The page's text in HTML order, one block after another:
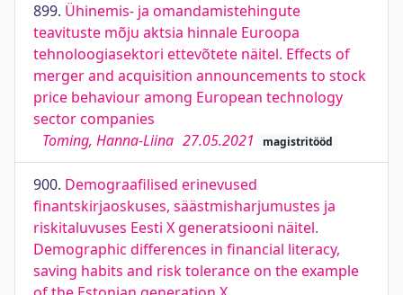
899. Ühinemis- ja omandamistehingute
teavituste mõju aktsia hinnale Euroopa
tehnoloogiasektori ettevõtete näitel. Effects of
merger and acquisition announcements to stock
price behaviour among European technology
sector companies
Toming, Hanna-Liina 27.05.2021 magistritööd
900. Demograafilised erinevused
finantskirjaoskuses, säästmisharjumustes ja
riskitaluvuses Eesti X generatsiooni näitel.
Demographic differences in financial literacy,
saving habits and risk tolerance on the example